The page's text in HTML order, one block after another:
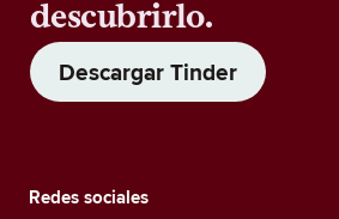
descubrirlo.
Descargar Tinder
Redes sociales